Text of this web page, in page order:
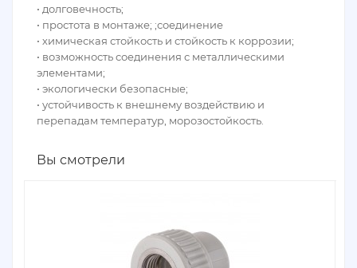
• долговечность;
• простота в монтаже; ;соединение
• химическая стойкость и стойкость к коррозии;
• возможность соединения с металлическими
элементами;
• экологически безопасные;
• устойчивость к внешнему воздействию и
перепадам температур, морозостойкость.
Вы смотрели